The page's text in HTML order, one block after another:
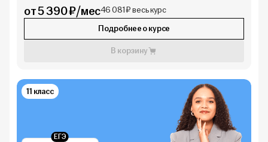
от 5 390 ₽/мес46 081 ₽ весь курс
Подробнее о курсе
В корзину
ЕГЭ
11 класс